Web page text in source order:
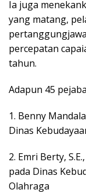
Ia juga
yang matang,
percepatan
tahun.
Adapun 45
1. Benny
Dinas
2. Emri Berty,
pada Dinas
Olahraga